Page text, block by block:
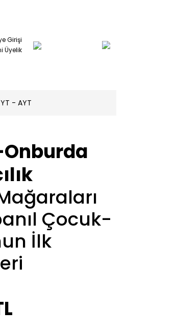
Girişi
Üyelik
- AYT
Çocuk-
İlk